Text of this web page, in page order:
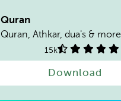
Quran
Quran, Athkar, dua's & more
15k
Download